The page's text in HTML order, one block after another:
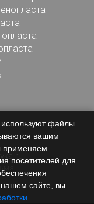
файлы
вашим
применяем
посетителей для
нашем сайте, вы